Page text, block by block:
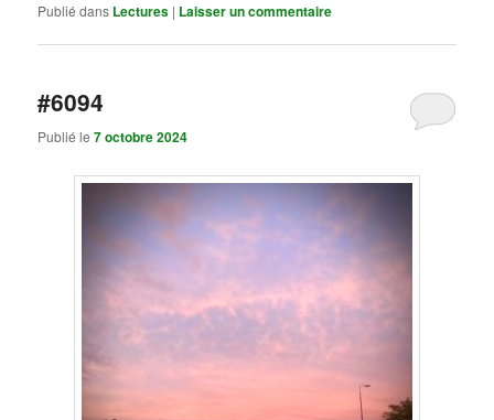
Publié dans Lectures | Laisser un commentaire
#6094
Publié le7 octobre 2024